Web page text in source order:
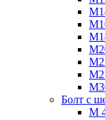
Болт с
М